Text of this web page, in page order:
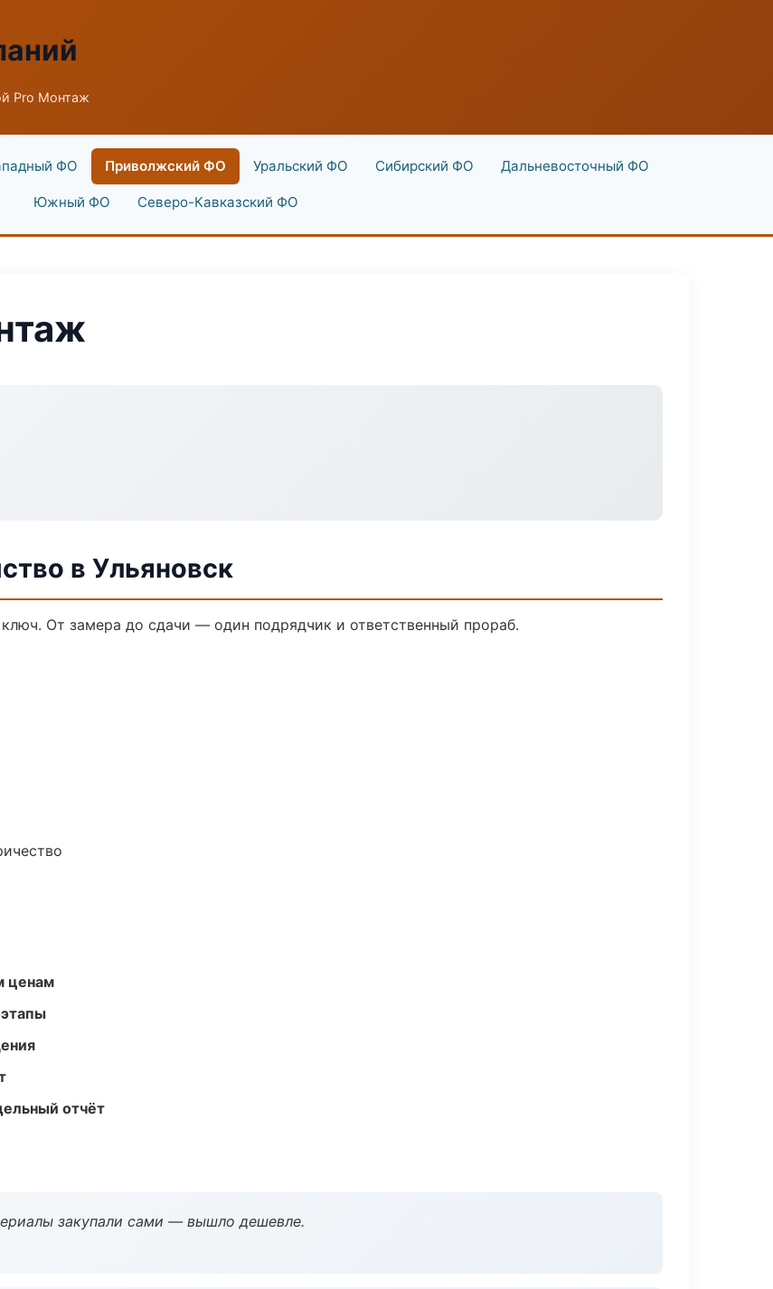
Pro Монтаж
ФО Приволжский ФО Уральский ФО Сибирский ФО Дальневосточный ФО
Южный ФО Северо-Кавказский ФО
в Ульяновск
От замера до сдачи — один подрядчик и ответственный прораб.
ценам
отчёт
закупали сами — вышло дешевле.